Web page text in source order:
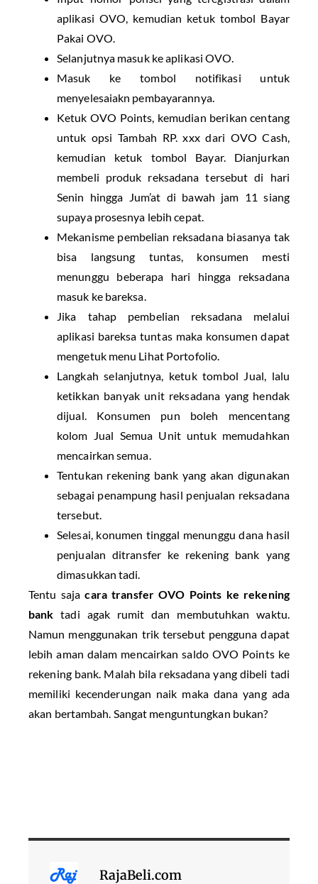
aplikasi OVO, kemudian ketuk tombol Bayar
Pakai OVO.
Selanjutnya masuk ke aplikasi OVO.
Masuk ke tombol notifikasi untuk
menyelesaiakn pembayarannya.
Ketuk OVO Points, kemudian berikan centang
untuk opsi Tambah RP. xxx dari OVO Cash,
kemudian ketuk tombol Bayar. Dianjurkan
membeli produk reksadana tersebut di hari
Senin hingga Jum’at di bawah jam 11 siang
supaya prosesnya lebih cepat.
Mekanisme pembelian reksadana biasanya tak
bisa langsung tuntas, konsumen mesti
menunggu beberapa hari hingga reksadana
masuk ke bareksa.
Jika tahap pembelian reksadana melalui
aplikasi bareksa tuntas maka konsumen dapat
mengetuk menu Lihat Portofolio.
Langkah selanjutnya, ketuk tombol Jual, lalu
ketikkan banyak unit reksadana yang hendak
dijual. Konsumen pun boleh mencentang
kolom Jual Semua Unit untuk memudahkan
mencairkan semua.
Tentukan rekening bank yang akan digunakan
sebagai penampung hasil penjualan reksadana
tersebut.
Selesai, konumen tinggal menunggu dana hasil
penjualan ditransfer ke rekening bank yang
dimasukkan tadi.
Tentu sajacara transfer OVO Points ke rekening
bank tadi agak rumit dan membutuhkan waktu.
Namun menggunakan trik tersebut pengguna dapat
lebih aman dalam mencairkan saldo OVO Points ke
rekening bank. Malah bila reksadana yang dibeli tadi
memiliki kecenderungan naik maka dana yang ada
akan bertambah. Sangat menguntungkan bukan?
RajaBeli.com